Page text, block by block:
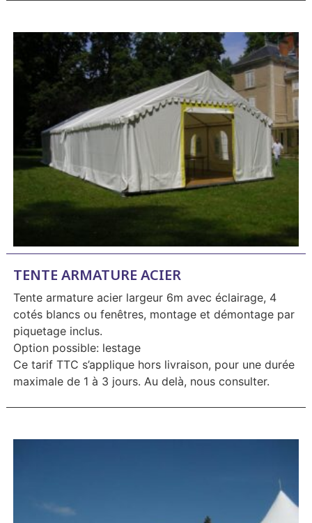
TENTE ARMATURE ACIER
Tente armature acier largeur 6m avec éclairage, 4
cotés blancs ou fenêtres, montage et démontage par
piquetage inclus.
Option possible: lestage
Ce tarif TTC s’applique hors livraison, pour une durée
maximale de 1 à 3 jours. Au delà, nous consulter.